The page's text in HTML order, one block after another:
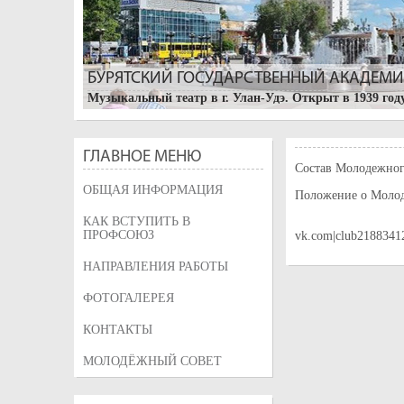
БУРЯТСКИЙ ГОСУДАРСТВЕННЫЙ
Музыкальный театр в г. Улан-Удэ. Открыт в 1939
УЛАН-УДЭ. БУРЯТСКИЙ АРБАТ
Большая Николаевская, после визита цесаревича
была переименована в его честь, и на ней горожане
ГЛАВНОЕ МЕНЮ
ОБЩАЯ ИНФОРМАЦИЯ
КАК ВСТУПИТЬ В
ПРОФСОЮЗ
НАПРАВЛЕНИЯ РАБОТЫ
ФОТОГАЛЕРЕЯ
КОНТАКТЫ
МОЛОДЁЖНЫЙ СОВЕТ
Состав
Положение о